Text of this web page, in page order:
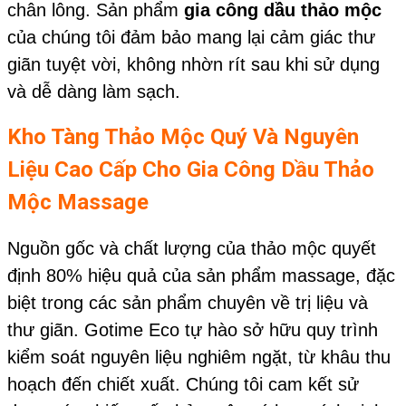
chân lông. Sản phẩm gia công dầu thảo mộc
của chúng tôi đảm bảo mang lại cảm giác thư
giãn tuyệt vời, không nhờn rít sau khi sử dụng
và dễ dàng làm sạch.
Kho Tàng Thảo Mộc Quý Và Nguyên
Liệu Cao Cấp Cho Gia Công Dầu Thảo
Mộc Massage
Nguồn gốc và chất lượng của thảo mộc quyết
định 80% hiệu quả của sản phẩm massage, đặc
biệt trong các sản phẩm chuyên về trị liệu và
thư giãn. Gotime Eco tự hào sở hữu quy trình
kiểm soát nguyên liệu nghiêm ngặt, từ khâu thu
hoạch đến chiết xuất. Chúng tôi cam kết sử